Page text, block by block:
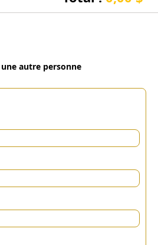
autre personne